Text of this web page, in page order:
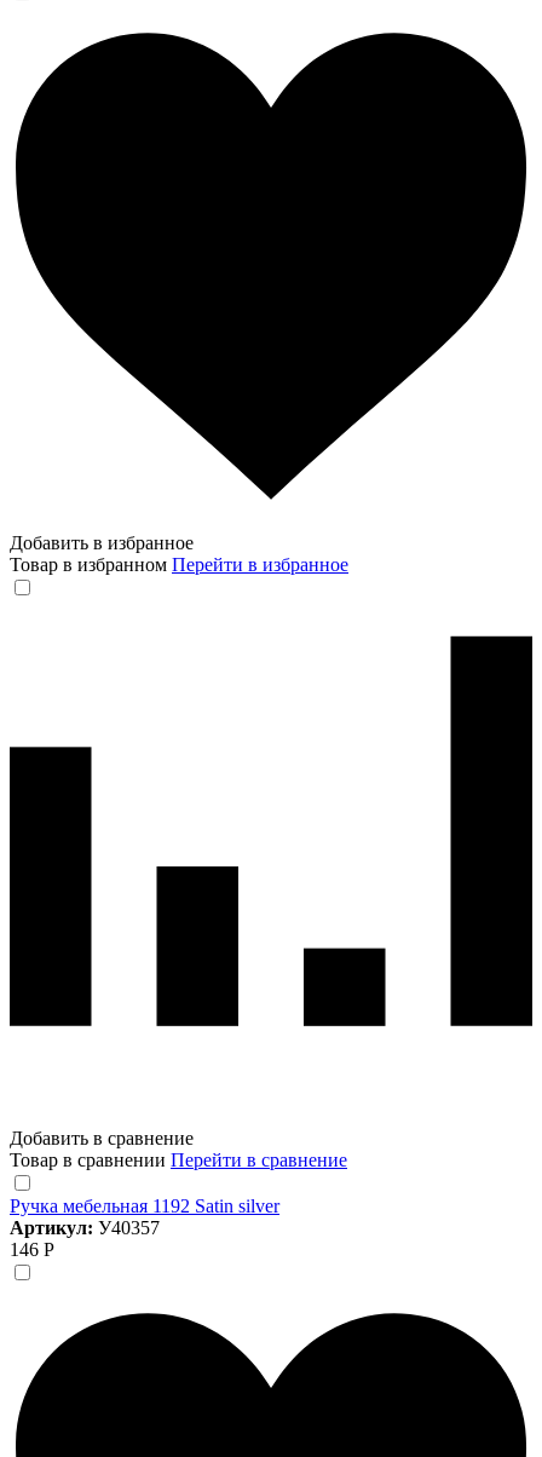
Добавить в избранное
Товар в избранном Перейти в избранное
Добавить в сравнение
Товар в сравнении Перейти в сравнение
Ручка мебельная 1192 Satin silver
Артикул: У40357
146 Р